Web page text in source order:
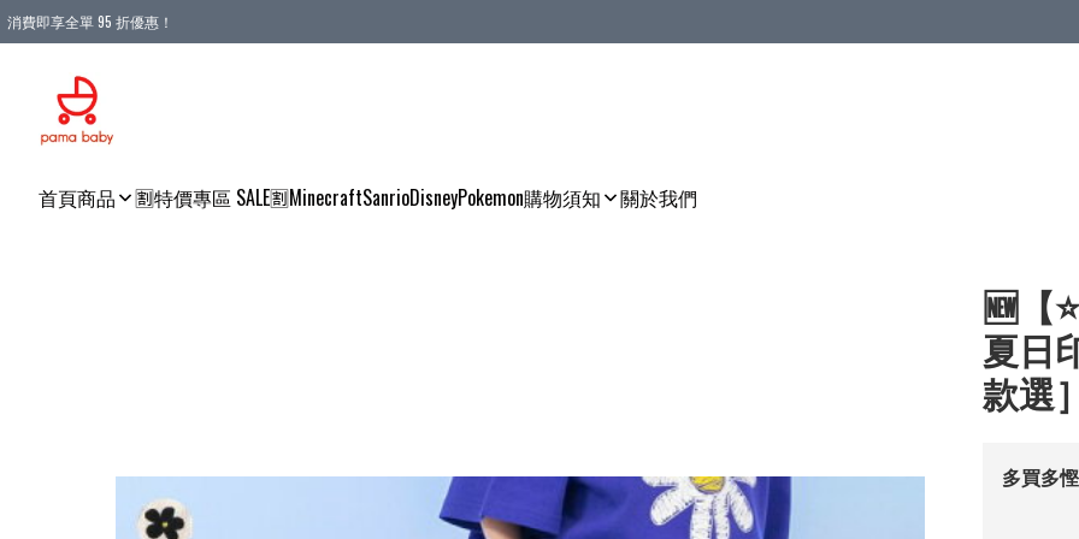
消費即享全單 95 折優惠！
首頁商品 🈹特價專區 SALE🈹MinecraftSanrioDisneyPokemon購物須知 關於我們
🆕【
夏日
款選
多買多慳